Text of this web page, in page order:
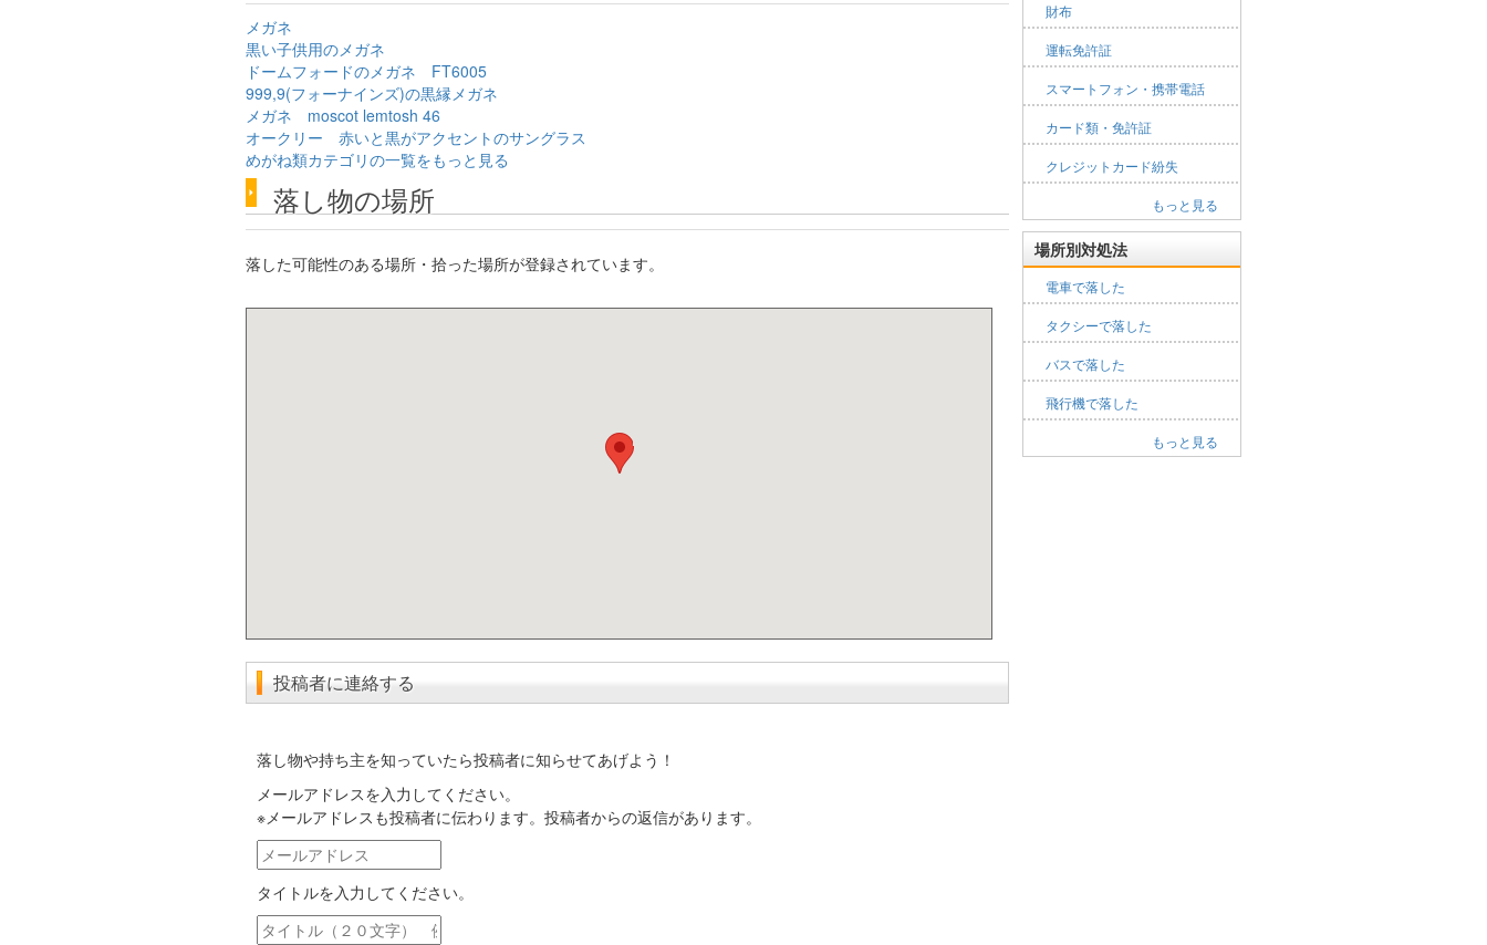
財布
運転免許証
スマートフォン・携帯電話
カード類・免許証
クレジットカード紛失
もっと見る
場所別対処法
電車で落した
タクシーで落した
バスで落した
飛行機で落した
もっと見る
メガネ
黒い子供用のメガネ
ドームフォードのメガネ FT6005
999,9(フォーナインズ)の黒縁メガネ
メガネ moscot lemtosh 46
オークリー 赤いと黒がアクセントのサングラス
めがね類カテゴリの一覧をもっと見る
落し物の場所
落した可能性のある場所・拾った場所が登録されています。
投稿者に連絡する
落し物や持ち主を知っていたら投稿者に知らせてあげよう！
メールアドレスを入力してください。
※メールアドレスも投稿者に伝わります。投稿者からの返信があります。
メ
ー
ル
ア
タイトルを入力してください。
タ